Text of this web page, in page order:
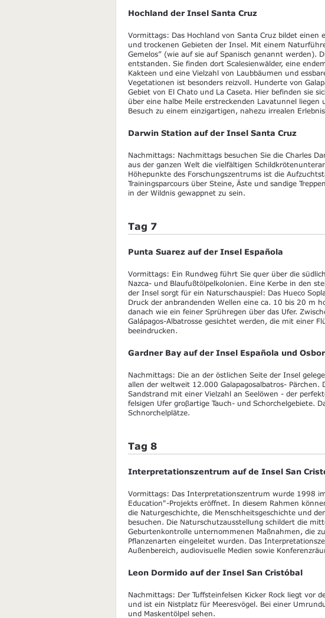
Hochland der Insel Santa Cruz
Vormittags: Das Hochland von Santa Cruz bildet einen
und trockenen Gebieten der Insel. Mit einem
Gemelos” (wie auf sie auf Spanisch genannt werden).
entstanden. Sie finden dort Scalesienwälder, eine
Kakteen und eine Vielzahl von Laubbäumen und
Vegetationen ist besonders reizvoll. Hunderte von
Gebiet von El Chato und La Caseta. Hier befinden sie
über eine halbe Meile erstreckenden Lavatunnel liegen
Besuch zu einem einzigartigen, nahezu irrealen
Darwin Station auf der Insel Santa Cruz
Nachmittags: Nachmittags besuchen Sie die Charles
aus der ganzen Welt die vielfältigen
Höhepunkte des Forschungszentrums ist die
Trainingsparcours über Steine, Äste und sandige
in der Wildnis gewappnet zu sein.
Tag 7
Punta Suarez auf der Insel Española
Vormittags: Ein Rundweg führt Sie quer über die
Nazca- und Blaufußtölpelkolonien. Eine Kerbe in den
der Insel sorgt für ein Naturschauspiel: Das Hueco
Druck der anbrandenden Wellen eine ca. 10 bis 20 m
danach wie ein feiner Sprühregen über das Ufer.
Galápagos-Albatrosse gesichtet werden, die mit einer
beeindrucken.
Gardner Bay auf der Insel Española und
Nachmittags: Die an der östlichen Seite der Insel
allen der weltweit 12.000 Galapagosalbatros-
Sandstrand mit einer Vielzahl an Seelöwen - der
felsigen Ufer groβartige Tauch- und Schorchelgebiete.
Schnorchelplätze.
Tag 8
Interpretationszentrum auf de Insel San
Vormittags: Das Interpretationszentrum wurde 1998
Education"-Projekts eröffnet. In diesem Rahmen
die Naturgeschichte, die Menschheitsgeschichte und
besuchen. Die Naturschutzausstellung schildert die
Geburtenkontrolle unternommenen Maßnahmen, die
Pflanzenarten eingeleitet wurden. Das
Außenbereich, audiovisuelle Medien sowie
Leon Dormido auf der Insel San Cristóbal
Nachmittags: Der Tuffsteinfelsen Kicker Rock liegt vor
und ist ein Nistplatz für Meeresvögel. Bei einer
und Maskentölpel sehen.